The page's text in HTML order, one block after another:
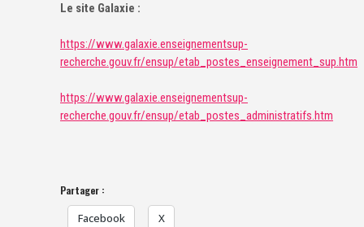
Le site Galaxie :
https://www.galaxie.enseignementsup-
recherche.gouv.fr/ensup/etab_postes_enseignement_sup.htm
https://www.galaxie.enseignementsup-
recherche.gouv.fr/ensup/etab_postes_administratifs.htm
Partager :
Facebook X